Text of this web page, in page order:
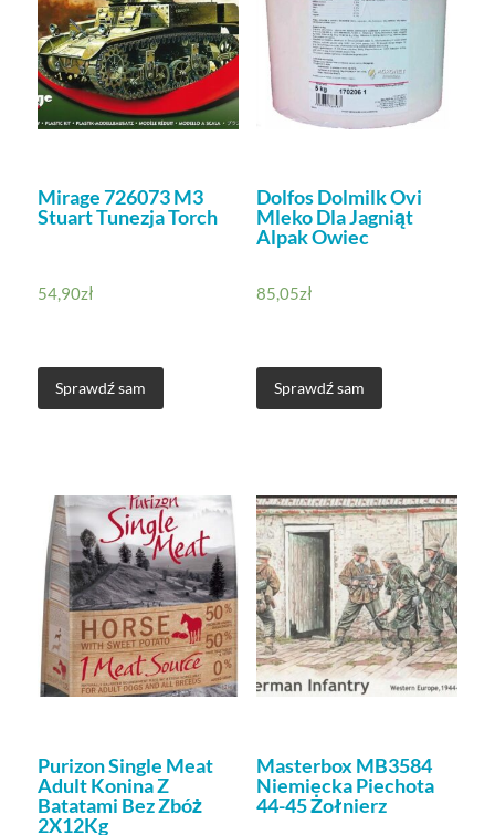
Mirage 726073 M3
Stuart Tunezja Torch
54,90zł
Sprawdź sam
Dolfos Dolmilk Ovi
Mleko Dla Jagniąt
Alpak Owiec
85,05zł
Sprawdź sam
Purizon Single Meat
Adult Konina Z
Batatami Bez Zbóż
2X12Kg
Masterbox MB3584
Niemiecka Piechota
44-45 Żołnierz